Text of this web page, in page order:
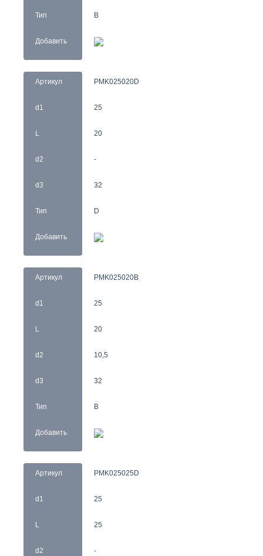
Тип
Добавить
B
Артикул
d1
L
d2
d3
Тип
Добавить
PMK025020D
25
20
-
32
D
Артикул
d1
L
d2
d3
Тип
Добавить
PMK025020B
25
20
10,5
32
B
Артикул
d1
L
d2
PMK025025D
25
25
-